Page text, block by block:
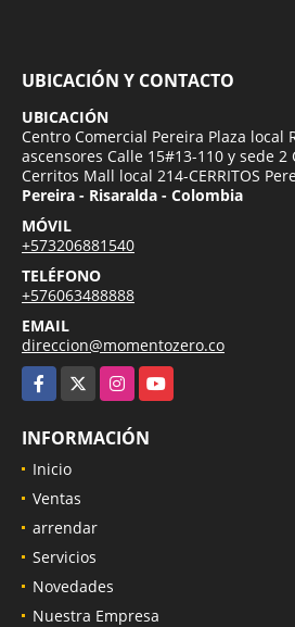
UBICACIÓN Y CONTACTO
UBICACIÓN
Centro Comercial Pereira Plaza local
ascensores Calle 15#13-110 y sede 2
Cerritos Mall local 214-CERRITOS
Pereira - Risaralda - Colombia
MÓVIL
+573206881540
TELÉFONO
+576063488888
EMAIL
direccion@momentozero.co
Facebook
InstagramYouTube
INFORMACIÓN
Inicio
Ventas
arrendar
Servicios
Novedades
Nuestra Empresa